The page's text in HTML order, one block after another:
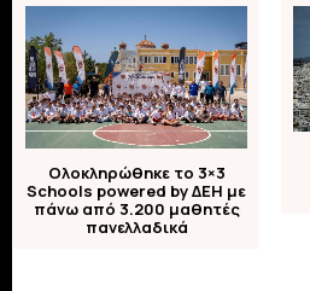
Ολοκληρώθηκε το 3×3
Schools powered by ΔΕΗ με
πάνω από 3.200 μαθητές
πανελλαδικά